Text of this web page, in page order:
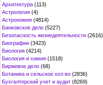
Архитектура (113)
Астрология (4)
Астрономия (4814)
Банковское дело (5227)
Безопасность жизнедеятельности (2616)
Биографии (3423)
Биология (4214)
Биология и химия (1518)
Биржевое дело (68)
Ботаника и сельское хоз-во (2836)
Бухгалтерский учет и аудит (8269)